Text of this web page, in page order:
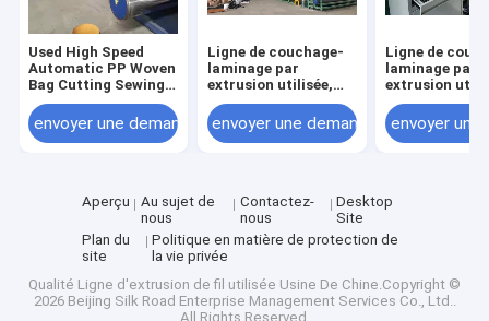
Used High Speed
Automatic PP Woven
Bag Cutting Sewing
Machine
envoyer une demande
Ligne de couchage-
laminage par
extrusion utilisée,
largeur de filière
1650 mm
envoyer une demande
Ligne de
laminage par
extrusion
lèvres de
mm, 236 m/
envoyer une
Aperçu
Au sujet de
nous
Contactez-
nous
Desktop
Site
Plan du
site
Politique en matière de protection de
la vie privée
Qualité Ligne d'extrusion de fil utilisée Usine De Chine.Copyright ©
2026 Beijing Silk Road Enterprise Management Services Co., Ltd..
All Rights Reserved.